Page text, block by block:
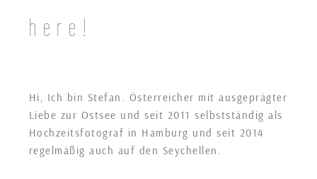
here!
Hi, Ich bin Stefan. Österreicher mit ausgeprägter
Liebe zur Ostsee und seit 2011 selbstständig als
Hochzeitsfotograf in Hamburg und seit 2014
regelmäßig auch auf den Seychellen.